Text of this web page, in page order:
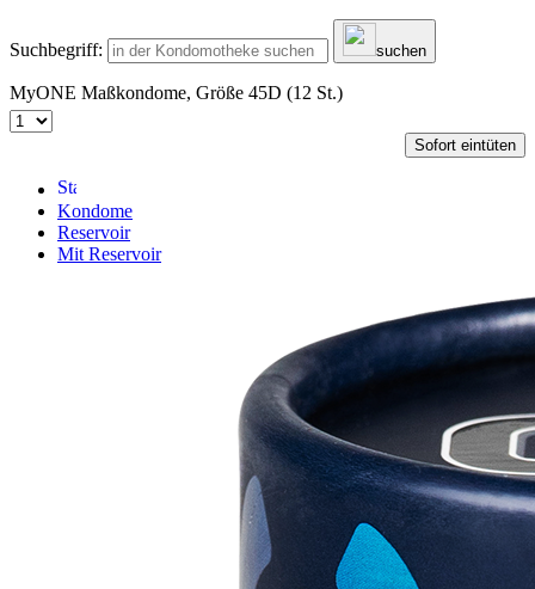
Suchbegriff: suchen
MyONE Maßkondome, Größe 45D (12 St.)
Sofort eintüten
Kondome
Reservoir
Mit Reservoir